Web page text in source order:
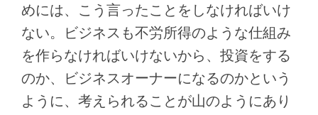
めには、こう言ったことをしなければいけ
ない。ビジネスも不労所得のような仕組み
を作らなければいけないから、投資をする
のか、ビジネスオーナーになるのかという
ように、考えられることが山のようにあり